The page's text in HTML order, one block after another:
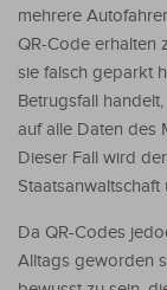
mehrere
QR-Code erhalten
sie falsch geparkt
Betrugsfall
auf alle Daten des
Dieser Fall wird
Staatsanwaltschaft
Da QR-Codes
Alltags geworden